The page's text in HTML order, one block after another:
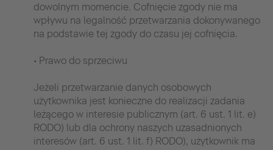
dowolnym momencie. Cofnięcie zgody nie ma
wpływu na legalność przetwarzania dokonywanego
na podstawie tej zgody do czasu jej cofnięcia.
• Prawo do sprzeciwu
Jeżeli przetwarzanie danych osobowych
użytkownika jest konieczne do realizacji zadania
leżącego w interesie publicznym (art. 6 ust. 1 lit. e)
RODO) lub dla ochrony naszych uzasadnionych
interesów (art. 6 ust. 1 lit. f) RODO), użytkownik ma